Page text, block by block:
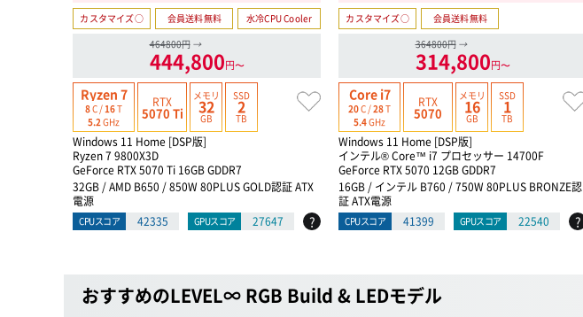
カスタマイズ○ 会員送料無料
水冷CPU Cooler
464800円 →
444,800円〜
Ryzen 7
8C /16T
5.2 GHz
RTX
5070 Ti
メモリ
32
GB
SSD
2
TB
Windows 11 Home [DSP版]
Ryzen 7 9800X3D
GeForce RTX 5070 Ti 16GB GDDR7
32GB / AMD B650 / 850W 80PLUS GOLD認証 ATX
電源
CPUスコア 42335 GPUスコア 27647 ?
カスタマイズ○
会員送料無料
364800円 →
314,800円〜
Core i7
20C /28T
5.4GHz
RTX
5070
メモリ
16
GB
SSD
1
TB
Windows 11 Home [DSP版]
インテル® Core™ i7 プロセッサー 14700F
GeForce RTX 5070 12GB GDDR7
16GB / インテル B760 / 750W 80PLUS BRONZE認
証 ATX電源
CPUスコア 41399 GPUスコア 22540 ?
おすすめのLEVEL∞ RGB Build & LEDモデル